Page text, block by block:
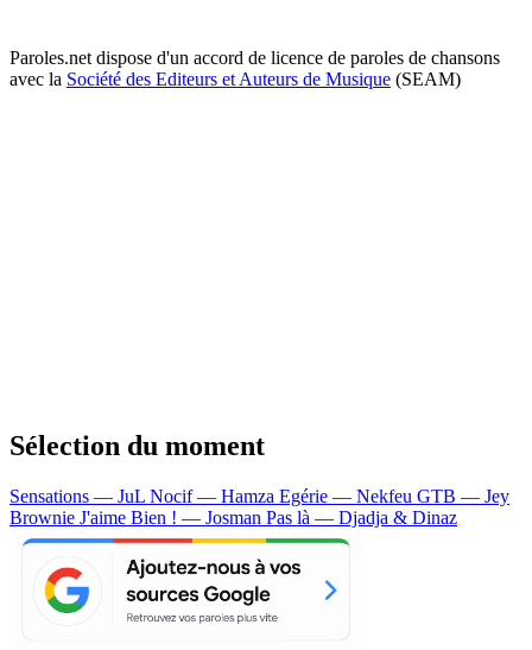
Paroles.net dispose d'un accord de licence de paroles de chansons
avec la Société des Editeurs et Auteurs de Musique (SEAM)
Sélection du moment
Sensations — JuL Nocif — Hamza Egérie — Nekfeu GTB — Jey
Brownie J'aime Bien ! — Josman Pas là — Djadja & Dinaz